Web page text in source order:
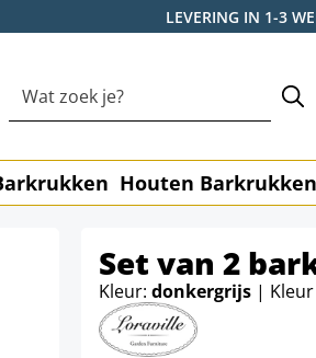
LEVERING IN 1-3
Houten Barkrukken
Set van 2
Kleur: donkergrijs |